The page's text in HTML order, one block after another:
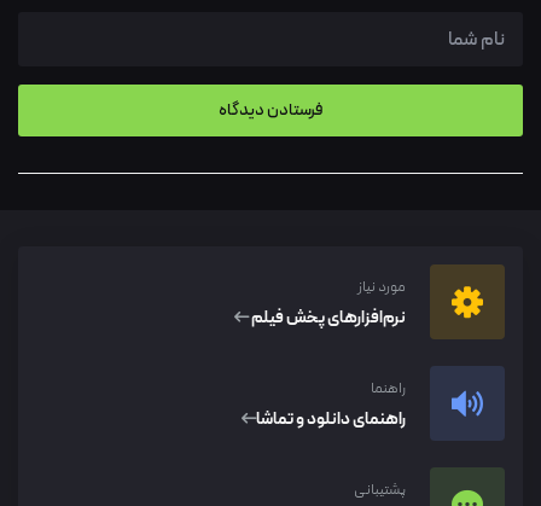
مورد نیاز
نرم‌افزار‌های پخش فیلم
راهنما
راهنمای دانلود و تماشا
پشتیبانی